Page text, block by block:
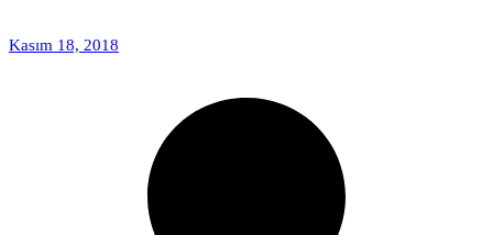
Kasım 18, 2018